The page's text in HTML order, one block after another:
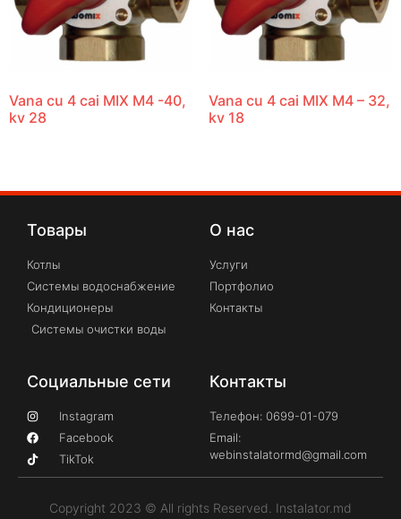
Vana cu 4 cai MIX M4 -40,
kv 28
Vana cu 4 cai MIX M4 – 32,
kv 18
Товары
Котлы
Системы водоснабжение
Кондиционеры
Системы очистки воды
О нас
Услуги
Портфолио
Контакты
Социальные сети
Instagram
Facebook
TikTok
Контакты
Телефон: 0699-01-079
Email:
webinstalatormd@gmail.com
Copyright 2023 © All rights Reserved. Instalator.md